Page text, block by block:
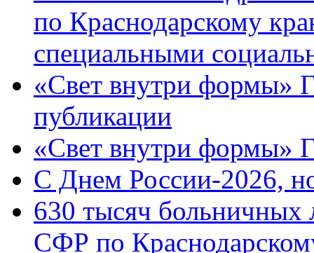
по Краснодарскому
специальными
«Свет внутри формы»
публикации
«Свет внутри формы»
C Днем России-2026,
630 тысяч больничных
СФР по